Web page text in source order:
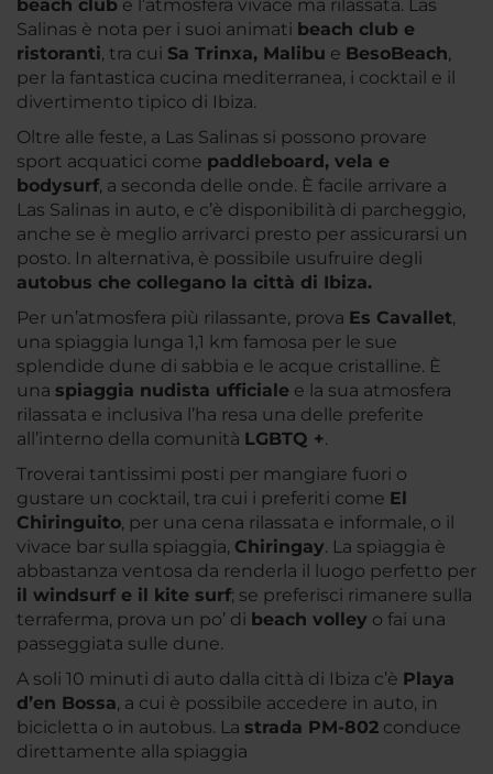
beach club e l’atmosfera vivace ma rilassata. Las
Salinas è nota per i suoi animati beach club e
ristoranti, tra cui Sa Trinxa, Malibu e BesoBeach,
per la fantastica cucina mediterranea, i cocktail e il
divertimento tipico di Ibiza.
Oltre alle feste, a Las Salinas si possono provare
sport acquatici come paddleboard, vela e
bodysurf, a seconda delle onde. È facile arrivare a
Las Salinas in auto, e c’è disponibilità di parcheggio,
anche se è meglio arrivarci presto per assicurarsi un
posto. In alternativa, è possibile usufruire degli
autobus che collegano la città di Ibiza.
Per un’atmosfera più rilassante, prova Es Cavallet,
una spiaggia lunga 1,1 km famosa per le sue
splendide dune di sabbia e le acque cristalline. È
una spiaggia nudista ufficiale e la sua atmosfera
rilassata e inclusiva l’ha resa una delle preferite
all’interno della comunità LGBTQ +.
Troverai tantissimi posti per mangiare fuori o
gustare un cocktail, tra cui i preferiti come El
Chiringuito, per una cena rilassata e informale, o il
vivace bar sulla spiaggia, Chiringay. La spiaggia è
abbastanza ventosa da renderla il luogo perfetto per
il windsurf e il kite surf; se preferisci rimanere sulla
terraferma, prova un po’ di beach volley o fai una
passeggiata sulle dune.
A soli 10 minuti di auto dalla città di Ibiza c’è Playa
d’en Bossa, a cui è possibile accedere in auto, in
bicicletta o in autobus. La strada PM-802 conduce
direttamente alla spiaggia